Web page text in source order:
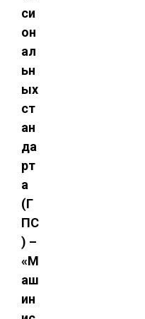
си
он
ал
ьн
ых
ст
ан
да
рт
а
(Г
ПС
) –
«М
аш
ин